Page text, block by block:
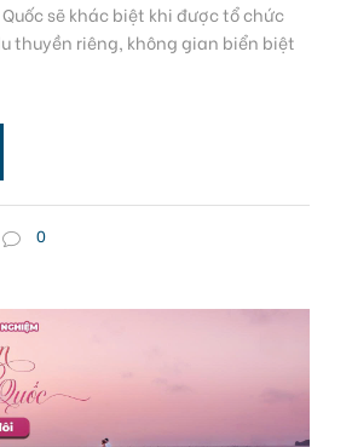
sẽ khác biệt khi được tổ chức
thuyền riêng, không gian biển biệt
0